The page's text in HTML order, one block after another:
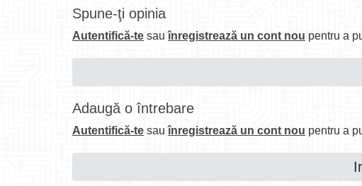
Spune-ţi opinia
Autentifică-te sauînregistrează un cont nou pentru a
Adaugă o întrebare
Autentifică-te sauînregistrează un cont nou pentru a